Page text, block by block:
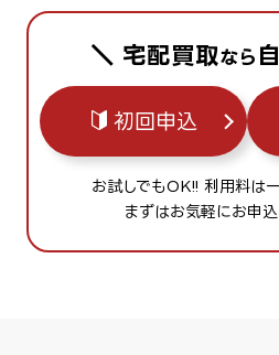
＼ 宅配買取なら
初回申込
お試しでもOK!! 利用料は
まずはお気軽にお申込